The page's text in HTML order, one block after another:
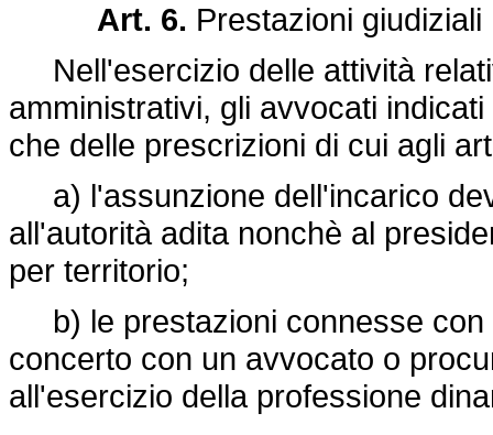
Art. 6. Prestazioni giudiziali
Nell'esercizio delle attività
amministrativi, gli avvocati
che delle prescrizioni di cui agli
a) l'assunzione dell'incarico
all'autorità adita nonchè al
per territorio;
b) le prestazioni connesse con
concerto con un avvocato o
all'esercizio della professione